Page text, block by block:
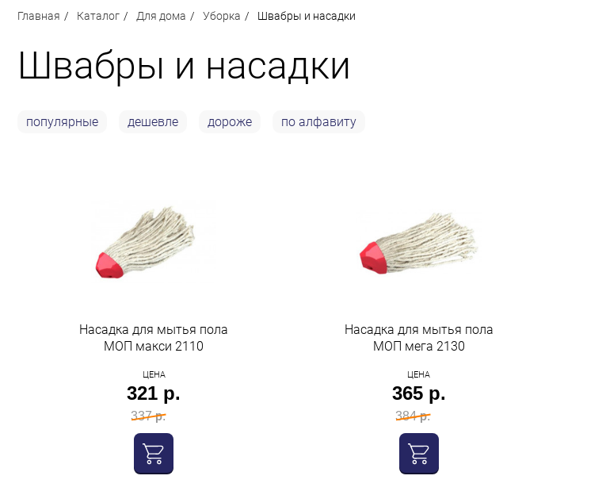
Для дома
Сантехника
Для дачи и отдыха
Для детей
Обувь для дома и дачи
Главная Каталог Для дома Уборка Швабры и насадки
Швабры и насадки
популярные дешевле дороже по алфавиту
Насадка для мытья пола
МОП макси 2110
ЦЕНА
321 р.
337 р.
Насадка для мытья пола
МОП мега 2130
ЦЕНА
365 р.
384 р.